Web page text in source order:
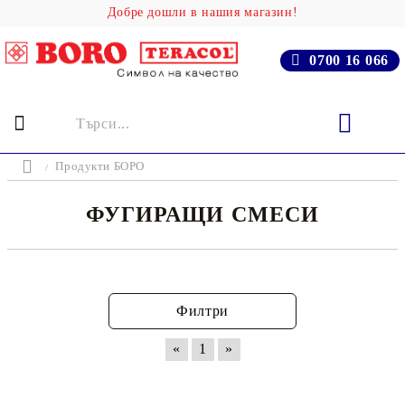
Добре дошли в нашия магазин!
0700 16 066
Продукти БОРО
ФУГИРАЩИ СМЕСИ
Филтри
« 1 »